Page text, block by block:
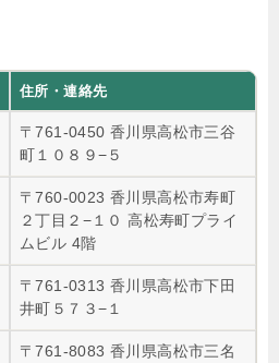
住所・連絡先
〒761-0450 香川県高松市三谷
町１０８９−５
〒760-0023 香川県高松市寿町
２丁目２−１０ 高松寿町プライ
ムビル 4階
〒761-0313 香川県高松市下田
井町５７３−１
〒761-8083 香川県高松市三名